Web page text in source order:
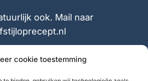
cookie toestemming
ook. Mail naar
of ik reageren binnen 24 uur